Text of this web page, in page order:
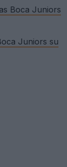
Boca Juniors
Juniors su